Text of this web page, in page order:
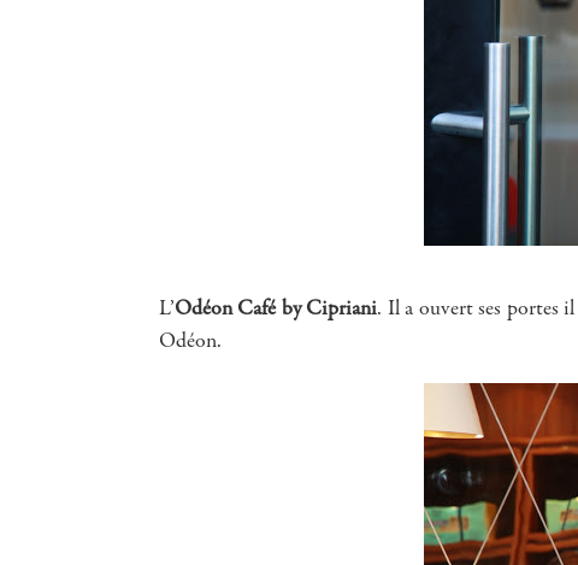
L’Odéon Café by Cipriani. Il a ouvert ses portes
Odéon.